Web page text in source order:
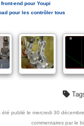
end pour Youpi
pour les contrôler tous
été publié le mercredi 30
commentaires par le